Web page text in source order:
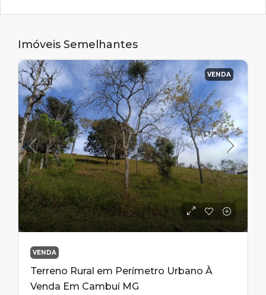
Imóveis Semelhantes
VENDA
VENDA
Terreno Rural em Perímetro Urbano À
Venda Em Cambuí MG